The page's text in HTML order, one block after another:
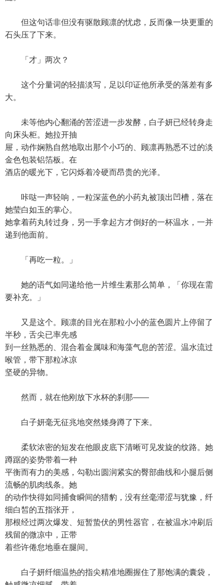
但这句话非但没有驱散顾凛的忧虑，反而像一块更重的
石头压了下来。
「才」两次？
这个分量词的轻描淡写，足以印证他所承受的落差有多
大。
未等他内心翻涌的苦涩进一步发酵，白子妍已经转身走
向床头柜。她拉开抽
屉，动作娴熟自然地取出那个小巧的、顾凛再熟悉不过的淡
金色包装铝箔板。在
酒店的暖光下，它闪烁着冷硬而昂贵的光泽。
咔哒一声轻响，一粒深蓝色的小药丸被顶出凹槽，落在
她莹白如玉的掌心。
她拿着药丸转过身，另一手拿起方才倒好的一杯温水，一并
递到他面前。
「再吃一粒。」
她的语气如同递给他一片维生素那么简单，「你现在需
要补充。」
又是这个。顾凛的目光在那粒小小的蓝色圆片上停留了
半秒，舌尖已率先感
到一丝熟悉的、混合着金属味和海藻气息的苦涩。温水流过
喉管，带下那粒冰凉
坚硬的异物。
然而，就在他刚放下水杯的刹那——
白子妍毫无征兆地突然矮身蹲了下来。
柔软浓密的短发在他眼皮底下清晰可见发旋的纹路。她
蹲踞的姿势带着一种
平衡而有力的美感，勾勒出圆润紧实的臀部曲线和小腿后侧
流畅的肌肉线条。她
的动作快得如同捕食瞬间的猎豹，没有丝毫滞涩与犹豫，纤
细白皙的五指张开，
那根经过两次爆发、短暂蛰伏的男性器官，在被温水冲刷后
残留的微凉中，正带
着些许倦怠地垂在腿间。
白子妍纤细温热的指尖精准地圈握住了那饱满的囊袋，